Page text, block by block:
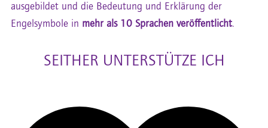
ausgebildet und die Bedeutung und Erklärung der
Engelsymbole in mehr als 10 Sprachen veröffentlicht.
SEITHER UNTERSTÜTZE ICH